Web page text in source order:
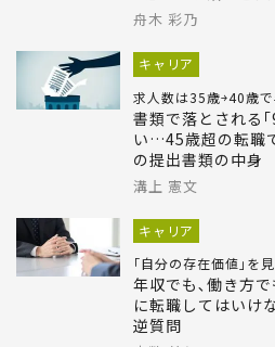
誰もがうらやむ大
ム｣という落とし穴
舟木 彩乃
キャリア
求人数は35歳￫40歳で
書類で落とされる｢
の提出書類の中身
溝上 憲文
キャリア
｢自分の存在価値｣を